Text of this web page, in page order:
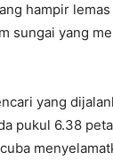
hampir
sungai yang
yang
pukul 6.38